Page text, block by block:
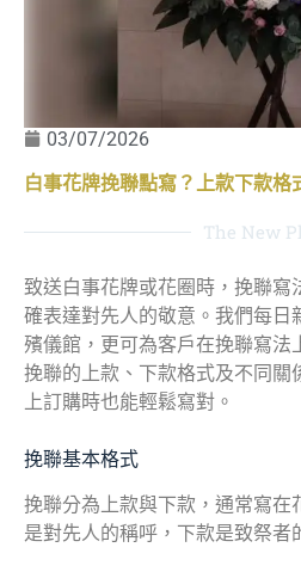
03/07/2026
白事花牌挽聯點寫？上款下款
The New
致送白事花牌或花圈時，挽聯寫
確表達對先人的敬意。我們每日
殯儀館，更可為客戶在挽聯寫法
挽聯的上款、下款格式及不同關
上訂購時也能輕鬆寫對。
挽聯基本格式
挽聯分為上款與下款，通常寫在
是對先人的稱呼，下款是致祭者